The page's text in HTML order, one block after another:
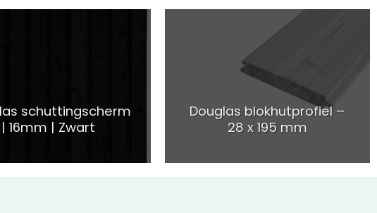
schuttingscherm
| 16mm | Zwart
Douglas blokhutprofiel –
28 x 195 mm